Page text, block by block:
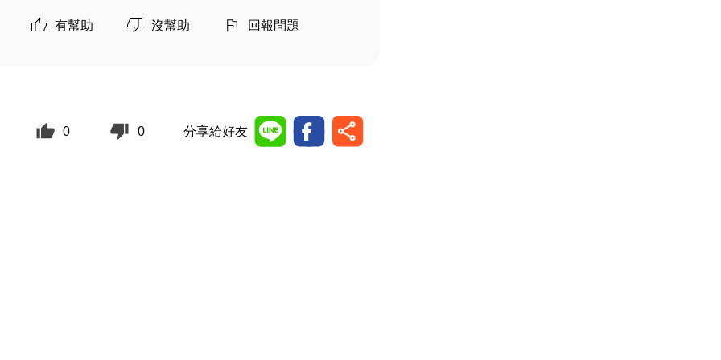
有幫助 沒幫助 回報問題
0 0 分享給好友